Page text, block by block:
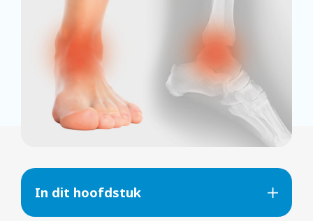
In dit hoofdstuk